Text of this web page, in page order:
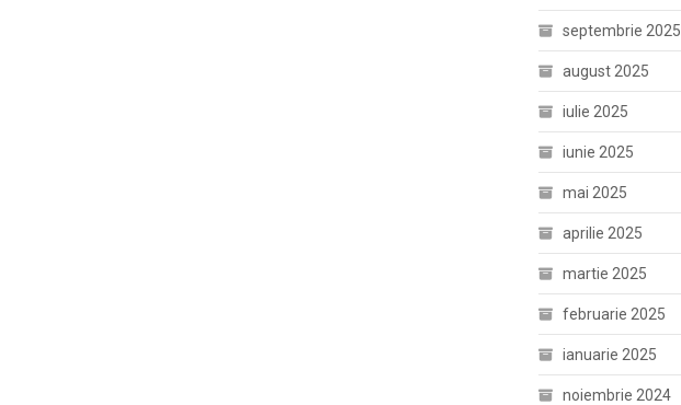
septembrie 2025
august 2025
iulie 2025
iunie 2025
mai 2025
aprilie 2025
martie 2025
februarie 2025
ianuarie 2025
noiembrie 2024